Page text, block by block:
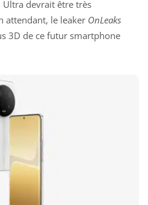
Ultra devrait être très
attendant, le leaker OnLeaks
3D de ce futur smartphone